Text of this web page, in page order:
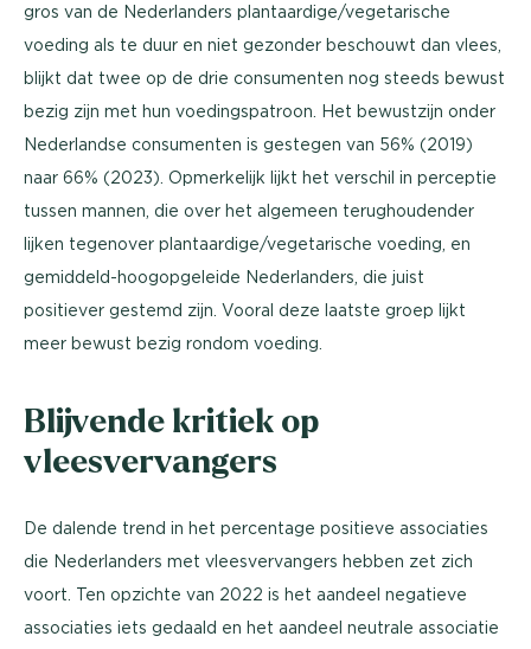
gros van de Nederlanders plantaardige/vegetarische
voeding als te duur en niet gezonder beschouwt dan vlees,
blijkt dat twee op de drie consumenten nog steeds bewust
bezig zijn met hun voedingspatroon. Het bewustzijn onder
Nederlandse consumenten is gestegen van 56% (2019)
naar 66% (2023). Opmerkelijk lijkt het verschil in perceptie
tussen mannen, die over het algemeen terughoudender
lijken tegenover plantaardige/vegetarische voeding, en
gemiddeld-hoogopgeleide Nederlanders, die juist
positiever gestemd zijn. Vooral deze laatste groep lijkt
meer bewust bezig rondom voeding.
Blijvende kritiek op
vleesvervangers
De dalende trend in het percentage positieve associaties
die Nederlanders met vleesvervangers hebben zet zich
voort. Ten opzichte van 2022 is het aandeel negatieve
associaties iets gedaald en het aandeel neutrale associatie